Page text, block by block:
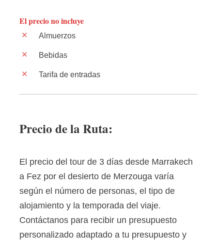
El precio no incluye
Almuerzos
Bebidas
Tarifa de entradas
Precio de la Ruta:
El precio del tour de 3 días desde Marrakech
a Fez por el desierto de Merzouga varía
según el número de personas, el tipo de
alojamiento y la temporada del viaje.
Contáctanos para recibir un presupuesto
personalizado adaptado a tu presupuesto y